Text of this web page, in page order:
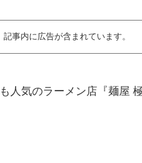
記事内に広告が含まれています。
人気のラーメン店『麺屋